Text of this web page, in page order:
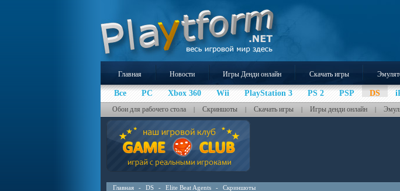
Главная Новости Игры Денди онлайн Скачать игры
Все PC Xbox 360 Wii PlayStation 3 PS 2 PSP DS
Обои для рабочего стола | Скриншоты | Скачать игры | Игры денди онлайн |
Главная - DS - Elite Beat Agents - Скриншоты